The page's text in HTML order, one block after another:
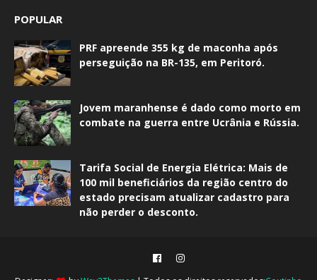
POPULAR
PRF apreende 355 kg de maconha após
perseguição na BR-135, em Peritoró.
Jovem maranhense é dado como morto em
combate na guerra entre Ucrânia e Rússia.
Tarifa Social de Energia Elétrica: Mais de
100 mil beneficiários da região centro do
estado precisam atualizar cadastro para
não perder o desconto.